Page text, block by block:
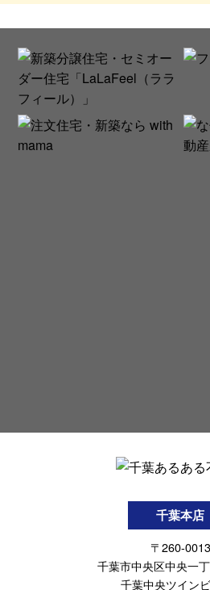
千葉本店
〒260-0013
千葉市中央区中央一
千葉中央ツイン